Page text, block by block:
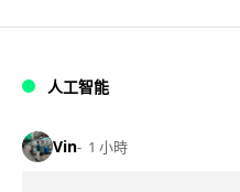
人工智能
Vin 1 小時